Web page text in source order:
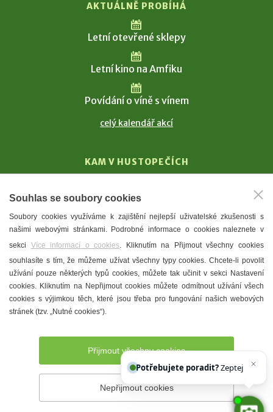
AKTUÁLNĚ PROBÍHÁ
Letní otevřené sklepy
Letní kino na Amfiku
Povídání o víně s vínem
celý kalendář akcí
KAM V HUSTOPEČÍCH
T. G. Masaryk
Mandloně
Ubytování
Restaurace
Městské muzeum a galerie
Denní meníčka
Prohlášení o přístupnosti Správce webu
Souhlas se soubory cookies
Soubory cookies využíváme k zajištění nejlepší uživatelské zkušenosti s
našimi webovými stránkami. Podrobné informace o cookies naleznete v
sekci Více informací o cookies. Kliknutím na Přijmout všechny cookies
souhlasíte s tím, že můžeme užívat všechny typy cookies. Chcete-li povolit
užívání pouze některých typů cookies, můžete tak učinit v sekci Nastavení
cookies. Kliknutím na Nepřijmout cookies můžete odmítnout užívání všech
cookies s výjimkou těch, které jsou třeba pro fungování našich webových
stránek (tzv. „Nutné cookies“).
Přijmout všechny cookies
Nepřijmout cookies
Potřebujete poradit?Zeptejte se naše